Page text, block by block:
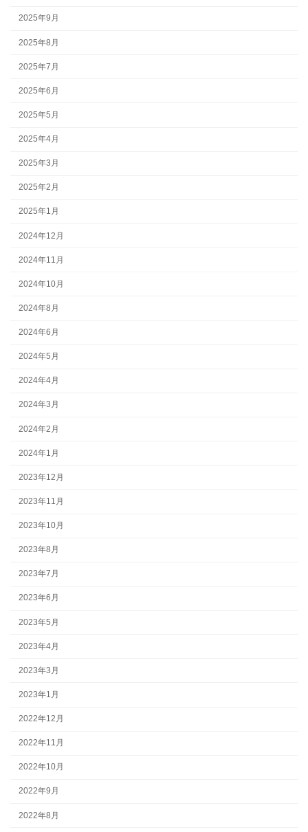
2025年9月
2025年8月
2025年7月
2025年6月
2025年5月
2025年4月
2025年3月
2025年2月
2025年1月
2024年12月
2024年11月
2024年10月
2024年8月
2024年6月
2024年5月
2024年4月
2024年3月
2024年2月
2024年1月
2023年12月
2023年11月
2023年10月
2023年8月
2023年7月
2023年6月
2023年5月
2023年4月
2023年3月
2023年1月
2022年12月
2022年11月
2022年10月
2022年9月
2022年8月